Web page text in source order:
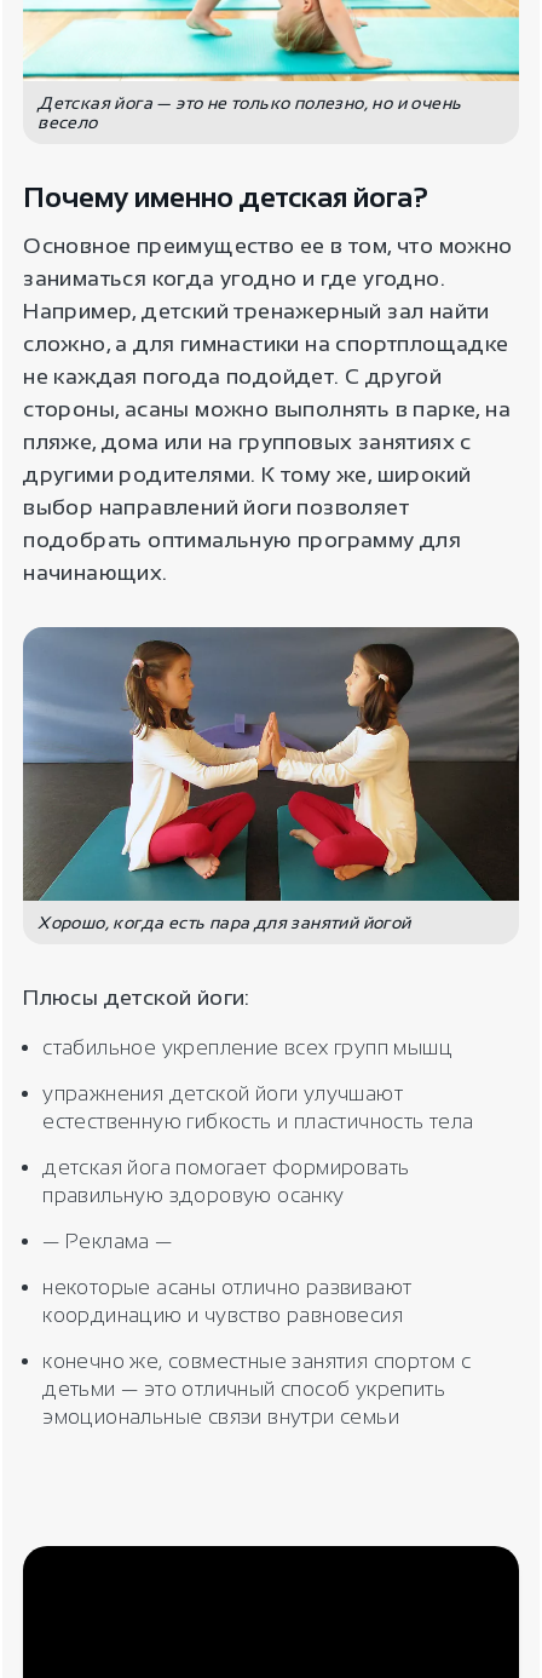
Детская йога — это не только полезно, но и очень
весело
Почему именно детская йога?
Основное преимущество ее в том, что можно
заниматься когда угодно и где угодно.
Например, детский тренажерный зал найти
сложно, а для гимнастики на спортплощадке
не каждая погода подойдет. С другой
стороны, асаны можно выполнять в парке, на
пляже, дома или на групповых занятиях с
другими родителями. К тому же, широкий
выбор направлений йоги позволяет
подобрать оптимальную программу для
начинающих.
Хорошо, когда есть пара для занятий йогой
Плюсы детской йоги:
стабильное укрепление всех групп мышц
упражнения детской йоги улучшают
естественную гибкость и пластичность тела
детская йога помогает формировать
правильную здоровую осанку
— Реклама —
некоторые асаны отлично развивают
координацию и чувство равновесия
конечно же, совместные занятия спортом с
детьми — это отличный способ укрепить
эмоциональные связи внутри семьи